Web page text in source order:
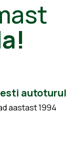
autoturul
aastast 1994